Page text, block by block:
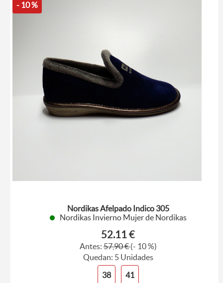
- 10 %
Nordikas Afelpado Indico 305
Nordikas Invierno Mujer de Nordikas
52.11 €
Antes:57,90 €(- 10 %)
Quedan: 5 Unidades
38
41